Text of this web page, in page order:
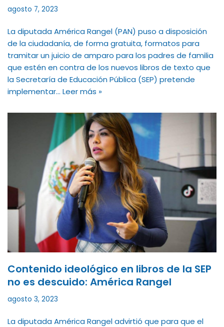
agosto 7, 2023
La diputada América Rangel (PAN) puso a disposición
de la ciudadanía, de forma gratuita, formatos para
tramitar un juicio de amparo para los padres de familia
que estén en contra de los nuevos libros de texto que
la Secretaría de Educación Pública (SEP) pretende
implementar… Leer más »
Contenido ideológico en libros de la SEP
no es descuido: América Rangel
agosto 3, 2023
La diputada América Rangel advirtió que para que el